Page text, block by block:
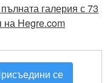
галерия с 73
на Hegre.com
се